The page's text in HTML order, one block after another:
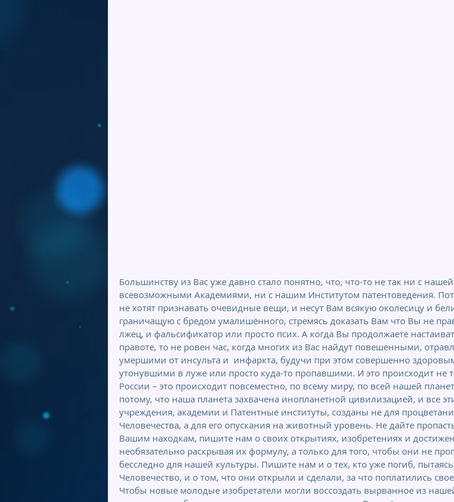
Большинству из Вас уже давно стало понятно, что, что-то не так ни с
всевозможными Академиями, ни с нашим Институтом патентоведения.
не хотят признавать очевидные вещи, и несут Вам всякую околесицу и
граничащую с бредом умалишённого, стремясь доказать Вам что Вы не
лжец, и фальсификатор или просто псих. А когда Вы продолжаете
правоте, то не ровен час, когда многих из Вас найдут повешенными,
умершими от инсульта и  инфаркта, будучи при этом совершенно
утонувшими в луже или просто куда-то пропавшими. И это происходит не
России – это происходит повсеместно, по всему миру, по всей нашей
потому, что наша планета захвачена инопланетной цивилизацией, и все
учреждения, академии и Патентные институты, созданы не для
Человечества, а для его опускания на животный уровень. Не дайте
Вашим находкам, пишите нам о своих открытиях, изобретениях и
необязательно раскрывая их формулу, а только для того, чтобы они не
бесследно для нашей культуры. Пишите нам и о тех, кто уже погиб,
Человечество, и о том, что они открыли и сделали, за что поплатились
Чтобы новые молодые изобретатели могли воссоздать вырванное из